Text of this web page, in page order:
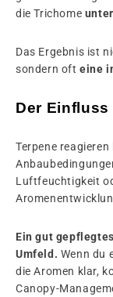
die Trichome
Das Ergebnis ist
sondern ofteine
Der Einfluss
Terpene
Luftfeuchtigkeit
Ein gut
Umfeld. Wenn du
die Aromen klar,
Canopy-